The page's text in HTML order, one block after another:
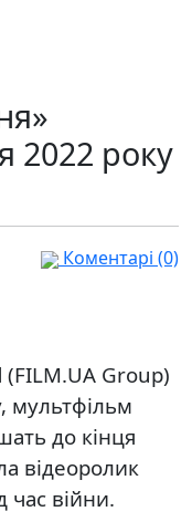
2022 року
Коментарі (0)
(FILM.UA Group)
мультфільм
до кінця
відеоролик
час війни.